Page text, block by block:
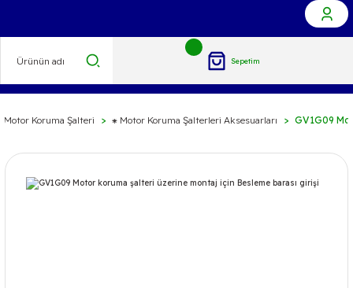
Sepetim
Motor Koruma Şalteri ⁕ Motor Koruma Şalterleri Aksesuarları GV1G09